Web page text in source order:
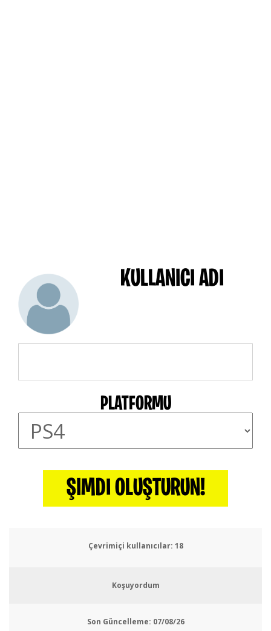
KULLANICI ADI
PLATFORMU
ŞIMDI OLUŞTURUN!
Çevrimiçi kullanıcılar: 19
Koşuyordum
Son Güncelleme: 07/08/26